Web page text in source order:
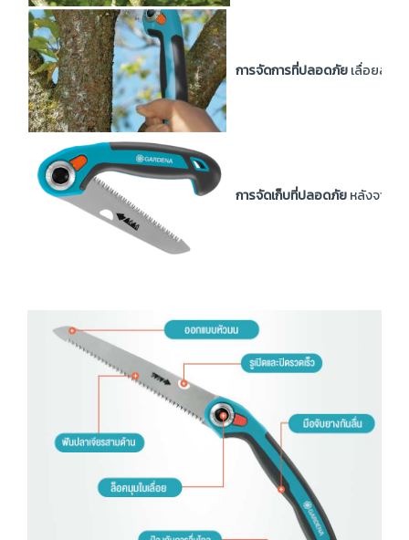
การจัดการที่ปลอดภัยเลื่อยสาม
การจัดเก็บที่ปลอดภัยหลังจากใ